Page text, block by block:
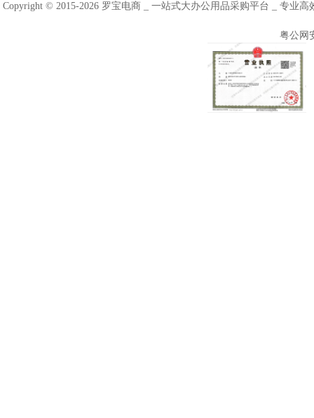
Copyright © 2015-2026 罗宝电商 _ 一站式大办公用品采购平台 _ 专业
粤公网